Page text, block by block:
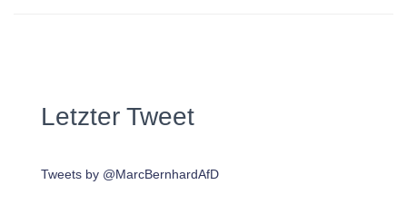
Letzter Tweet
Tweets by @MarcBernhardAfD